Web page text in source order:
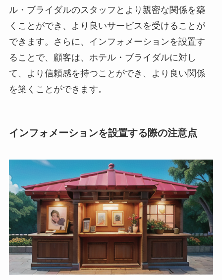
ル・ブライダルのスタッフとより親密な関係を築
くことができ、より良いサービスを受けることが
できます。さらに、インフォメーションを設置す
ることで、顧客は、ホテル・ブライダルに対し
て、より信頼感を持つことができ、より良い関係
を築くことができます。
インフォメーションを設置する際の注意点